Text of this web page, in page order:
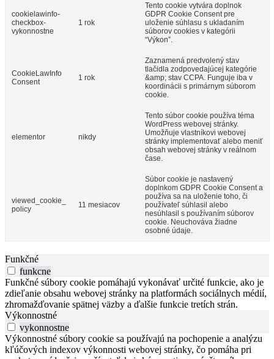
cookielawinfo-
checkbox-
vykonnostne
1 rok
Tento cookie vytvára doplnok
GDPR Cookie Consent pre
uloženie súhlasu s ukladaním
súborov cookies v kategórii
“Výkon”.
CookieLawInfo
Consent
1 rok
Zaznamená predvolený stav
tlačidla zodpovedajúcej kategórie
&amp; stav CCPA. Funguje iba v
koordinácii s primárnym súborom
cookie.
elementor nikdy
Tento súbor cookie používa téma
WordPress webovej stránky.
Umožňuje vlastníkovi webovej
stránky implementovať alebo meniť
obsah webovej stránky v reálnom
čase.
viewed_cookie_
policy
11 mesiacov
Súbor cookie je nastavený
doplnkom GDPR Cookie Consent a
používa sa na uloženie toho, či
používateľ súhlasil alebo
nesúhlasil s používaním súborov
cookie. Neuchováva žiadne
osobné údaje.
Funkčné
funkcne
Funkčné súbory cookie pomáhajú vykonávať určité funkcie, ako je
zdieľanie obsahu webovej stránky na platformách sociálnych médií,
zhromažďovanie spätnej väzby a ďalšie funkcie tretích strán.
Výkonnostné
vykonnostne
Výkonnostné súbory cookie sa používajú na pochopenie a analýzu
kľúčových indexov výkonnosti webovej stránky, čo pomáha pri